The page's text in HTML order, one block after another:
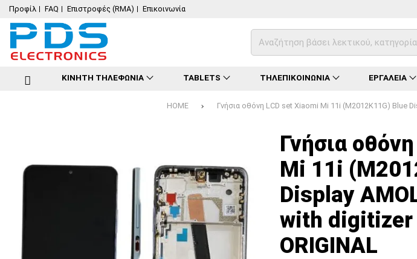
Προφίλ FAQ Επιστροφές (RMA) Επικοινωνία
ΚΙΝΗΤΗ ΤΗΛΕΦΩΝΙΑ TABLETS ΤΗΛΕΠΙΚΟΙΝΩΝΙΑ ΕΡΓΑΛΕΙΑ
HOME Γνήσια οθόνη LCD set Xiaomi Mi 11i (M2012K11G) Blue
Γνήσια
Mi 11i
Display
with digitizer
ORIGINAL